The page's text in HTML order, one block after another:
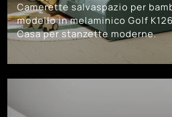
Camerette salvaspazio per
modello in melaminico Golf
Casa per stanzette moderne.